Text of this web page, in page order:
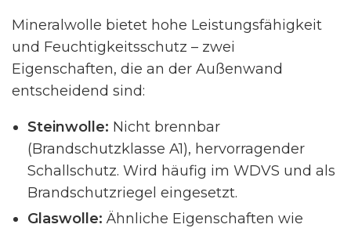
Mineralwolle bietet hohe Leistungsfähigkeit
und Feuchtigkeitsschutz – zwei
Eigenschaften, die an der Außenwand
entscheidend sind:
Steinwolle: Nicht brennbar
(Brandschutzklasse A1), hervorragender
Schallschutz. Wird häufig im WDVS und als
Brandschutzriegel eingesetzt.
Glaswolle: Ähnliche Eigenschaften wie